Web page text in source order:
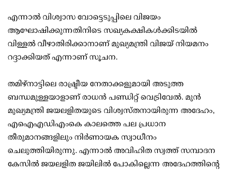
എന്നാല്‍ വിശ്വാസ വോട്ടെടുപ്പിലെ വിജയം
ആഘോഷിക്കുന്നതിനിടെ സഖ്യകക്ഷികള്‍ക്കിടയില്‍
വിള്ളല്‍ വീഴാതിരിക്കാനാണ് മുഖ്യമന്ത്രി വിജയ് നിയമനം
റദ്ദാക്കിയത് എന്നാണ് സൂചന.
തമിഴ്നാട്ടിലെ രാഷ്ട്രീയ നേതാക്കളുമായി അടുത്ത
ബന്ധമുള്ളയാളാണ് രാധന്‍ പണ്ഡിറ്റ് വെട്രിവേല്‍. മുന്‍
മുഖ്യമന്ത്രി ജയലളിതയുടെ വിശ്വസ്തനായിരുന്ന അദേഹം,
എഐഎഡിഎംകെ കാലത്തെ പല പ്രധാന
തീരുമാനങ്ങളിലും നിര്‍ണായക സ്വാധീനം
ചെലുത്തിയിരുന്നു. എന്നാല്‍ അവിഹിത സ്വത്ത് സമ്പാദന
കേസില്‍ ജയലളിത ജയിലില്‍ പോകില്ലെന്ന അദേഹത്തിന്റെ